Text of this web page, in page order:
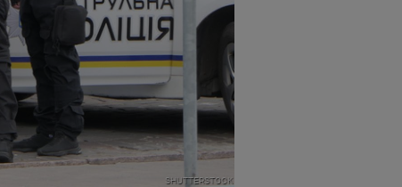
SHUTTERSTOCK